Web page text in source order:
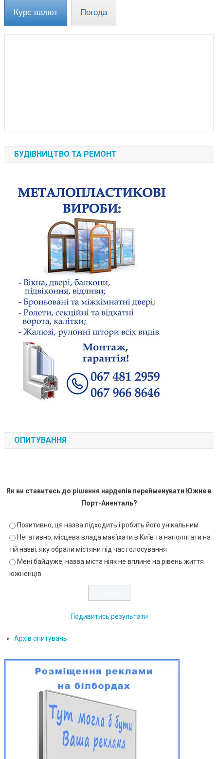
Курс валют Погода
БУДІВНИЦТВО ТА РЕМОНТ
ОПИТУВАННЯ
Як ви ставитесь до рішення нардепів перейменувати Южне в
Порт-Аненталь?
Позитивно, ця назва підходить і робить його унікальним
Негативно, місцева влада має їхати в Київ та наполягати на
тій назві, яку обрали містяни під час голосування
Мені байдуже, назва міста ніяк не вплине на рівень життя
южненців
Подивитись результати
Архів опитувань